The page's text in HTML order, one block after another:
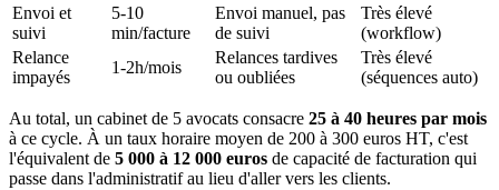
Envoi et
suivi
5-10
min/facture
Envoi manuel, pas
de suivi
Très élevé
(workflow)
Relance
impayés
1-2h/mois
Relances tardives
ou oubliées
Très élevé
(séquences auto)
Au total, un cabinet de 5 avocats consacre 25 à 40 heures par mois
à ce cycle. À un taux horaire moyen de 200 à 300 euros HT, c'est
l'équivalent de 5 000 à 12 000 euros de capacité de facturation qui
passe dans l'administratif au lieu d'aller vers les clients.